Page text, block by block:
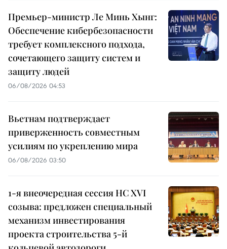
Премьер-министр Ле Минь Хынг:
Обеспечение кибербезопасности
требует комплексного подхода,
сочетающего защиту систем и
защиту людей
06/08/2026 04:53
Вьетнам подтверждает
приверженность совместным
усилиям по укреплению мира
06/08/2026 03:50
1-я внеочередная сессия НС XVI
созыва: предложен специальный
механизм инвестирования
проекта строительства 5-й